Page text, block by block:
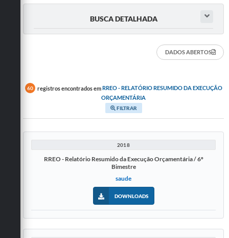
BUSCA DETALHADA
DADOS ABERTOS
60 registros encontrados emRREO - RELATÓRIO RESUMIDO DA EXECUÇÃO
ORÇAMENTÁRIA
FILTRAR
2018
RREO - Relatório Resumido da Execução Orçamentária / 6º
Bimestre
saude
DOWNLOADS